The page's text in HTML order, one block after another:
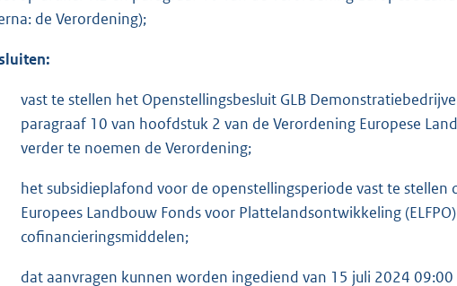
de Verordening);
vast te stellen het Openstellingsbesluit GLB
paragraaf 10 van hoofdstuk 2 van de Verordening Europese
verder te noemen de Verordening;
het subsidieplafond voor de openstellingsperiode vast te
Europees Landbouw Fonds voor Plattelandsontwikkeling
cofinancieringsmiddelen;
dat aanvragen kunnen worden ingediend van 15 juli 2024